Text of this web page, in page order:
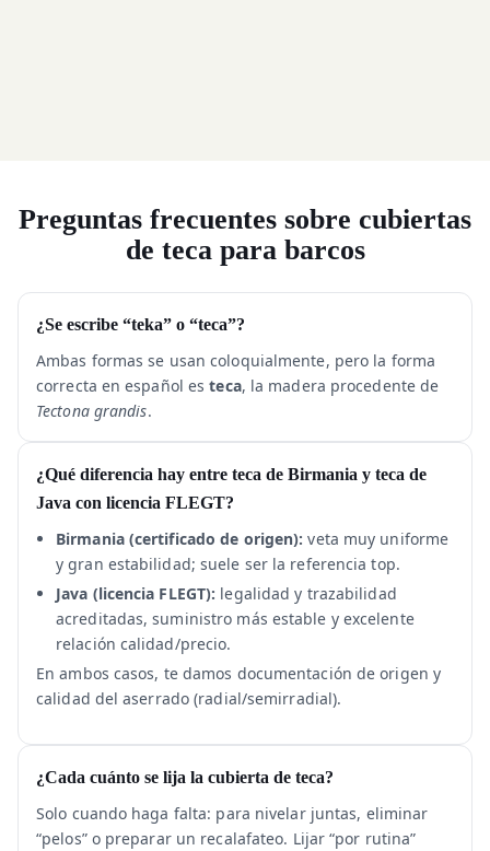
Preguntas frecuentes sobre cubiertas
de teca para barcos
¿Se escribe “teka” o “teca”?
Ambas formas se usan coloquialmente, pero la forma
correcta en español esteca, la madera procedente de
Tectona grandis.
¿Qué diferencia hay entre teca de Birmania y teca de
Java con licencia FLEGT?
Birmania (certificado de origen): veta muy uniforme
y gran estabilidad; suele ser la referencia top.
Java (licencia FLEGT): legalidad y trazabilidad
acreditadas, suministro más estable y excelente
relación calidad/precio.
En ambos casos, te damos documentación de origen y
calidad del aserrado (radial/semirradial).
¿Cada cuánto se lija la cubierta de teca?
Solo cuando haga falta: para nivelar juntas, eliminar
“pelos” o preparar un recalafateo. Lijar “por rutina”